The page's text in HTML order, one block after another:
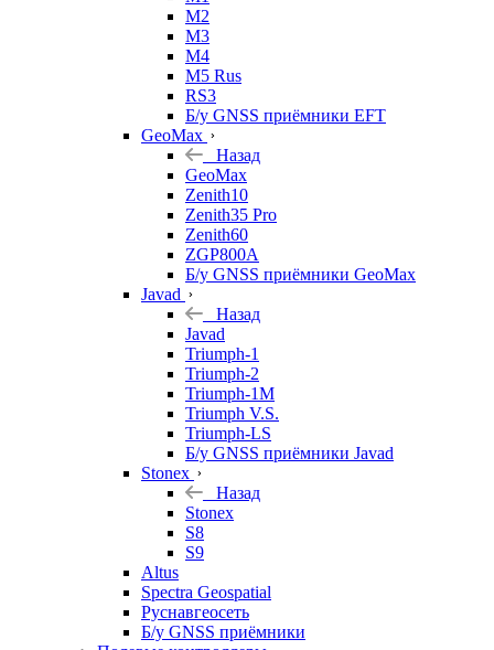
M2
M3
M4
M5 Rus
RS3
Б/у GNSS приёмники EFT
GeoMax
Назад
GeoMax
Zenith10
Zenith35 Pro
Zenith60
ZGP800A
Б/у GNSS приёмники GeoMax
Javad
Назад
Javad
Triumph-1
Triumph-2
Triumph-1M
Triumph V.S.
Triumph-LS
Б/у GNSS приёмники Javad
Stonex
Назад
Stonex
S8
S9
Altus
Spectra Geospatial
Руснавгеосеть
Б/у GNSS приёмники